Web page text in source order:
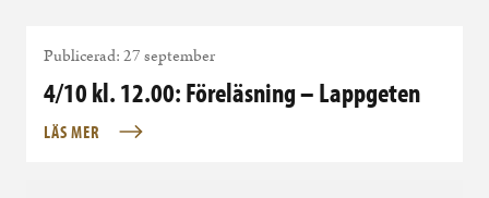
Publicerad: 27 september
4/10 kl. 12.00: Föreläsning – Lappgeten
LÄS MER